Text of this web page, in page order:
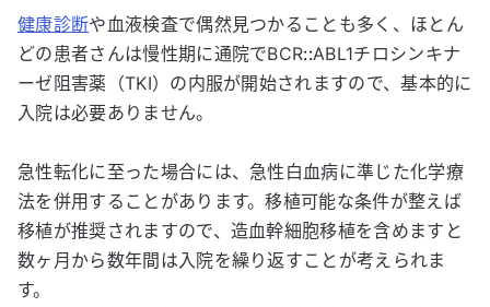
健康診断や血液検査で偶然見つかることも多く、ほとん
どの患者さんは慢性期に通院でBCR::ABL1チロシンキナ
ーゼ阻害薬（TKI）の内服が開始されますので、基本的に
入院は必要ありません。
急性転化に至った場合には、急性白血病に準じた化学療
法を併用することがあります。移植可能な条件が整えば
移植が推奨されますので、造血幹細胞移植を含めますと
数ヶ月から数年間は入院を繰り返すことが考えられま
す。